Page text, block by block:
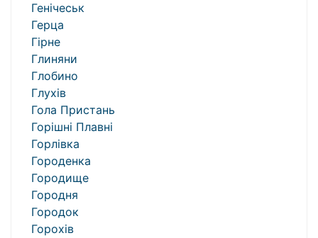
Генічеськ
Герца
Гірне
Глиняни
Глобино
Глухів
Гола Пристань
Горішні Плавні
Горлівка
Городенка
Городище
Городня
Городок
Горохів